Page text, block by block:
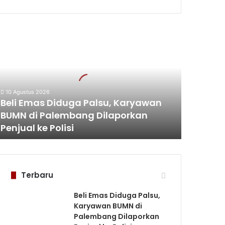
10 Agustus 2026
Beli Emas Diduga Palsu, Karyawan
BUMN di Palembang Dilaporkan
Penjual ke Polisi
Terbaru
Beli Emas Diduga Palsu,
Karyawan BUMN di
Palembang Dilaporkan